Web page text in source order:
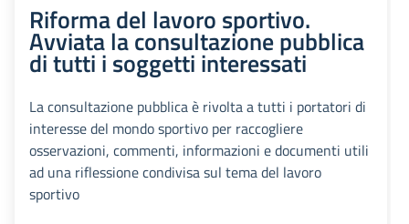
Riforma del lavoro sportivo.
Avviata la consultazione pubblica
di tutti i soggetti interessati
La consultazione pubblica è rivolta a tutti i portatori di
interesse del mondo sportivo per raccogliere
osservazioni, commenti, informazioni e documenti utili
ad una riflessione condivisa sul tema del lavoro
sportivo